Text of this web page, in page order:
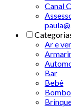
Canal
Ar e
Bar
Bebê